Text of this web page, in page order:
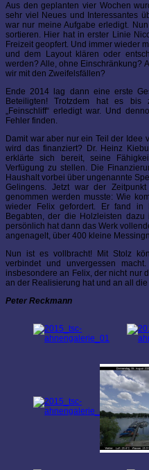
Aus den geplanten vier Wochen
sehr viel Neues und Interessantes
war nur meine Aufgabe erledigt.
sortieren. Hier hat in erster Linie
Freizeit geopfert. Und immer wieder
und dem Layout klären oder
werden? Alle, ohne Einschränkung?
wir mit den Zweifelsfällen?
Ende 2014 lag dann eine erste
Beteiligten! Trotzdem hat es
„Feinschliff“ erledigt war. Und
Fehler finden.
Damit war aber nur ein Teil der Idee
wird das finanziert? Dr. Heinz
erklärte sich bereit, seine
Verfügung zu stellen. Die
Haushalt vorbei über ungenannte
Gelingens. Jetzt war der
genommen werden musste: Wie
wieder Felix gefordert. Er fand in
Begabten, der die Holzleisten
persönlich hat dann das Werk
angenagelt, über 400 kleine
Nun ist es vollbracht! Mit Stolz
verbindet und unvergessen
insbesondere an Felix, der nicht nur
an der Realisierung hat und an all
Peter Reckmann